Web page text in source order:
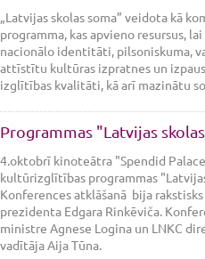
„Latvijas skolas soma” veidota kā
programma, kas apvieno resursus,
nacionālo identitāti, pilsoniskuma,
attīstītu kultūras izpratnes un
izglītības kvalitāti, kā arī mazinātu
Programmas "Latvijas
4.oktobrī kinoteātra "Spendid
kultūrizglītības programmas
Konferences atklāšanā bija
prezidenta Edgara Rinkēviča.
ministre Agnese Logina un LNKC
vadītāja Aija Tūna.